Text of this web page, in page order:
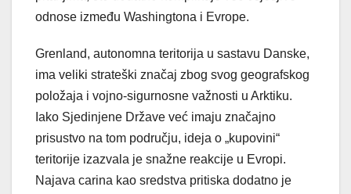
odnose između Washingtona i Evrope.
Grenland, autonomna teritorija u sastavu Danske,
ima veliki strateški značaj zbog svog geografskog
položaja i vojno-sigurnosne važnosti u Arktiku.
Iako Sjedinjene Države već imaju značajno
prisustvo na tom području, ideja o „kupovini“
teritorije izazvala je snažne reakcije u Evropi.
Najava carina kao sredstva pritiska dodatno je